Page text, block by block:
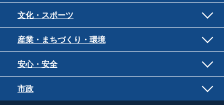
文化・スポーツ
産業・まちづくり・環境
安心・安全
市政